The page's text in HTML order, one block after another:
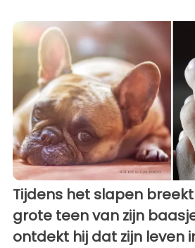
Tijdens het slapen
grote teen van zijn
ontdekt hij dat zijn leven